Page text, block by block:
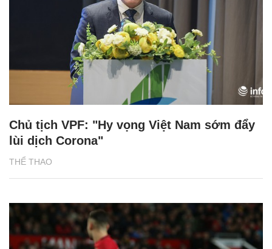
THỂ THAO
Chủ tịch VPF: "Hy vọng Việt Nam sớm đẩy
lùi dịch Corona"